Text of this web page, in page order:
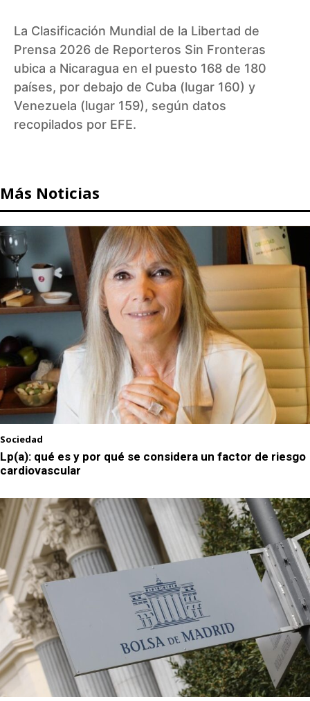
La Clasificación Mundial de la Libertad de
Prensa 2026 de Reporteros Sin Fronteras
ubica a Nicaragua en el puesto 168 de 180
países, por debajo de Cuba (lugar 160) y
Venezuela (lugar 159), según datos
recopilados por EFE.
Más Noticias
Sociedad
Lp(a): qué es y por qué se considera un factor de riesgo
cardiovascular